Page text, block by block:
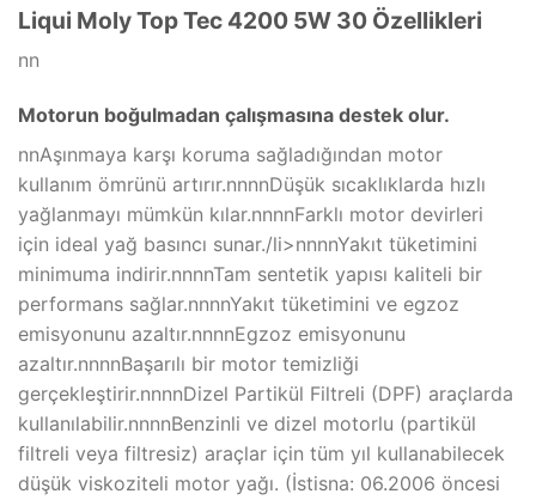
Liqui Moly Top Tec 4200 5W 30 Özellikleri
nn
Motorun boğulmadan çalışmasına destek olur.
nnAşınmaya karşı koruma sağladığından motor
kullanım ömrünü artırır.nnnnDüşük sıcaklıklarda hızlı
yağlanmayı mümkün kılar.nnnnFarklı motor devirleri
için ideal yağ basıncı sunar./li>nnnnYakıt tüketimini
minimuma indirir.nnnnTam sentetik yapısı kaliteli bir
performans sağlar.nnnnYakıt tüketimini ve egzoz
emisyonunu azaltır.nnnnEgzoz emisyonunu
azaltır.nnnnBaşarılı bir motor temizliği
gerçekleştirir.nnnnDizel Partikül Filtreli (DPF) araçlarda
kullanılabilir.nnnnBenzinli ve dizel motorlu (partikül
filtreli veya filtresiz) araçlar için tüm yıl kullanabilecek
düşük viskoziteli motor yağı. (İstisna: 06.2006 öncesi